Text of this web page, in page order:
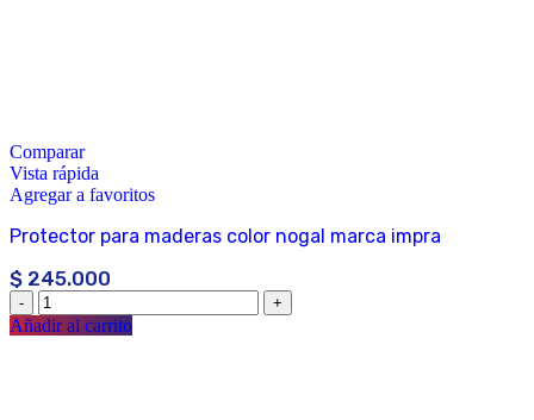
Comparar
Vista rápida
Agregar a favoritos
Protector para maderas color nogal marca impra
$ 245.000
Añadir al carrito